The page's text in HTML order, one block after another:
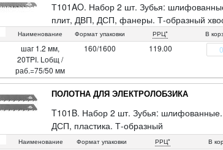
Т101AO. Набор 2 шт. Зубья:
плит, ДВП, ДСП, фанеры. Т-образный
Наименование Формат упаковки РРЦ* В
шаг 1.2 мм,
20TPI. Lобщ /
раб.=75/50 мм
160/1600 119.00
ПОЛОТНА ДЛЯ ЭЛЕКТРОЛОБЗИКА
T101B. Набор 2 шт. Зубья:
ДСП, пластика. Т-образный
хвостовик. Материал: сталь 65MN.
Наименование Формат упаковки РРЦ* В